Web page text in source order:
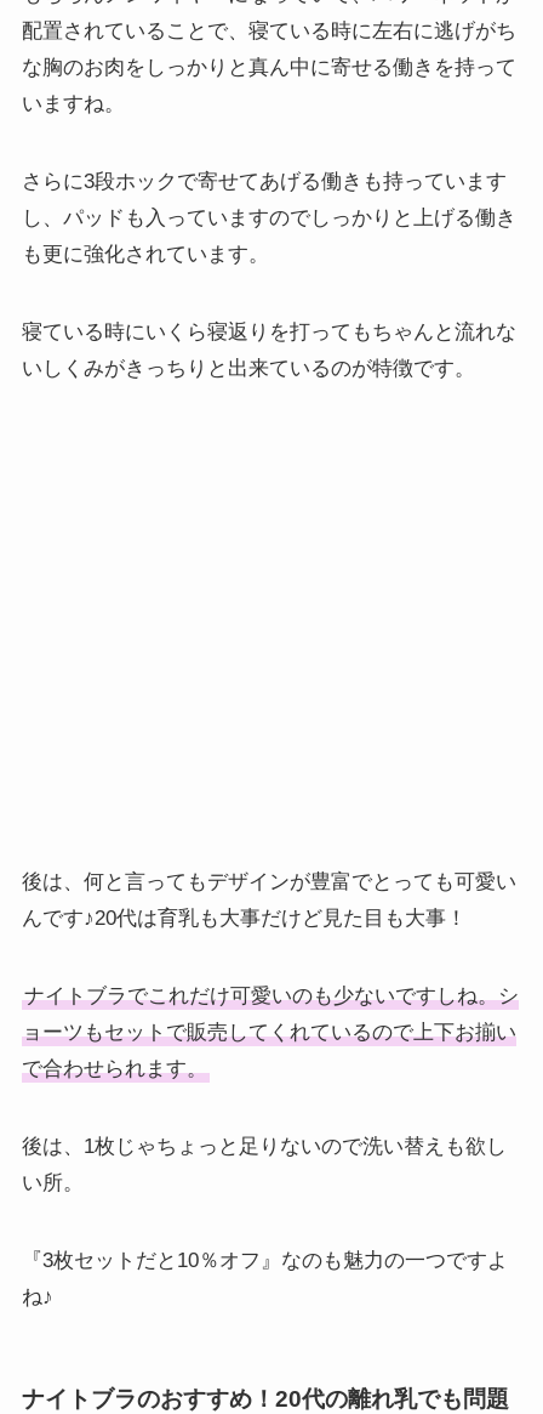
配置されていることで、寝ている時に左右に逃げがち
な胸のお肉をしっかりと真ん中に寄せる働きを持って
いますね。
さらに3段ホックで寄せてあげる働きも持っています
し、パッドも入っていますのでしっかりと上げる働き
も更に強化されています。
寝ている時にいくら寝返りを打ってもちゃんと流れな
いしくみがきっちりと出来ているのが特徴です。
後は、何と言ってもデザインが豊富でとっても可愛い
んです♪20代は育乳も大事だけど見た目も大事！
ナイトブラでこれだけ可愛いのも少ないですしね。シ
ョーツもセットで販売してくれているので上下お揃い
で合わせられます。
後は、1枚じゃちょっと足りないので洗い替えも欲し
い所。
『3枚セットだと10％オフ』なのも魅力の一つですよ
ね♪
ナイトブラのおすすめ！20代の離れ乳でも問題